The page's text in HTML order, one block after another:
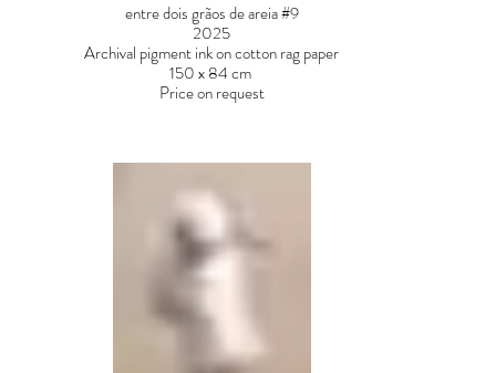
entre dois grãos de areia #9
2025
Archival pigment ink on cotton rag paper
150 x 84 cm
Price on request